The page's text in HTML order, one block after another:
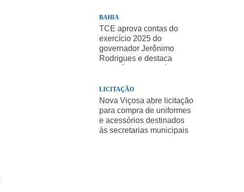
BAHIA
TCE aprova contas do
exercício 2025 do
governador Jerônimo
Rodrigues e destaca
LICITAÇÃO
Nova Viçosa abre licitação
para compra de uniformes
e acessórios destinados
às secretarias municipais